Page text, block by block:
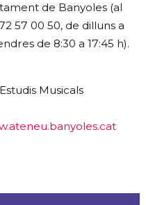
de Banyoles (al
57 00 50, de dilluns a
de 8:30 a 17:45 h).
Musicals